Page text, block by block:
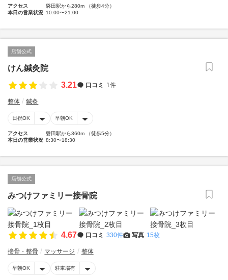
アクセス
磐田駅から280m （徒歩4分）
本日の営業状況 10:00〜21:00
店舗公式
けん鍼灸院
3.21
口コミ 1件
整体 鍼灸
日祝OK 早朝OK
アクセス
磐田駅から360m （徒歩5分）
本日の営業状況 8:30〜18:30
店舗公式
みつけファミリー接骨院
4.67 口コミ 330件 写真 15枚
接骨・整骨 マッサージ 整体
早朝OK 駐車場有